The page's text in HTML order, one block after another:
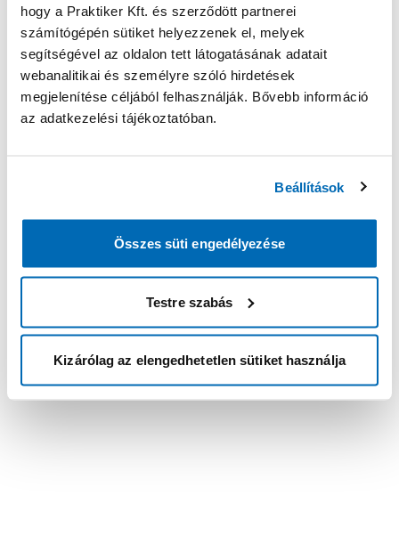
hogy a Praktiker Kft. és szerződött partnerei
számítógépén sütiket helyezzenek el, melyek
segítségével az oldalon tett látogatásának adatait
webanalitikai és személyre szóló hirdetések
megjelenítése céljából felhasználják. Bővebb információ
az adatkezelési tájékoztatóban.
Beállítások
Összes süti engedélyezése
Testre szabás
Kizárólag az elengedhetetlen sütiket használja